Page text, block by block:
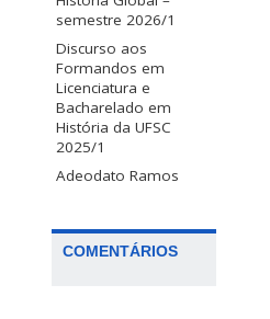
semestre 2026/1
Discurso aos
Formandos em
Licenciatura e
Bacharelado em
História da UFSC
2025/1
Adeodato Ramos
COMENTÁRIOS